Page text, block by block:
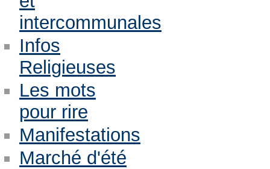
intercommunales
Infos
Religieuses
Les mots
pour rire
Manifestations
Marché d'été